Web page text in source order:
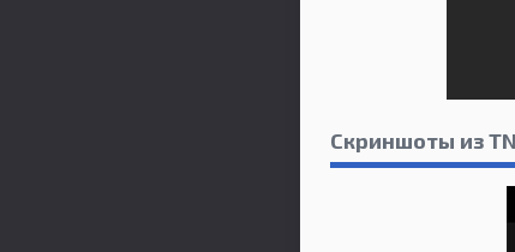
Скриншоты из